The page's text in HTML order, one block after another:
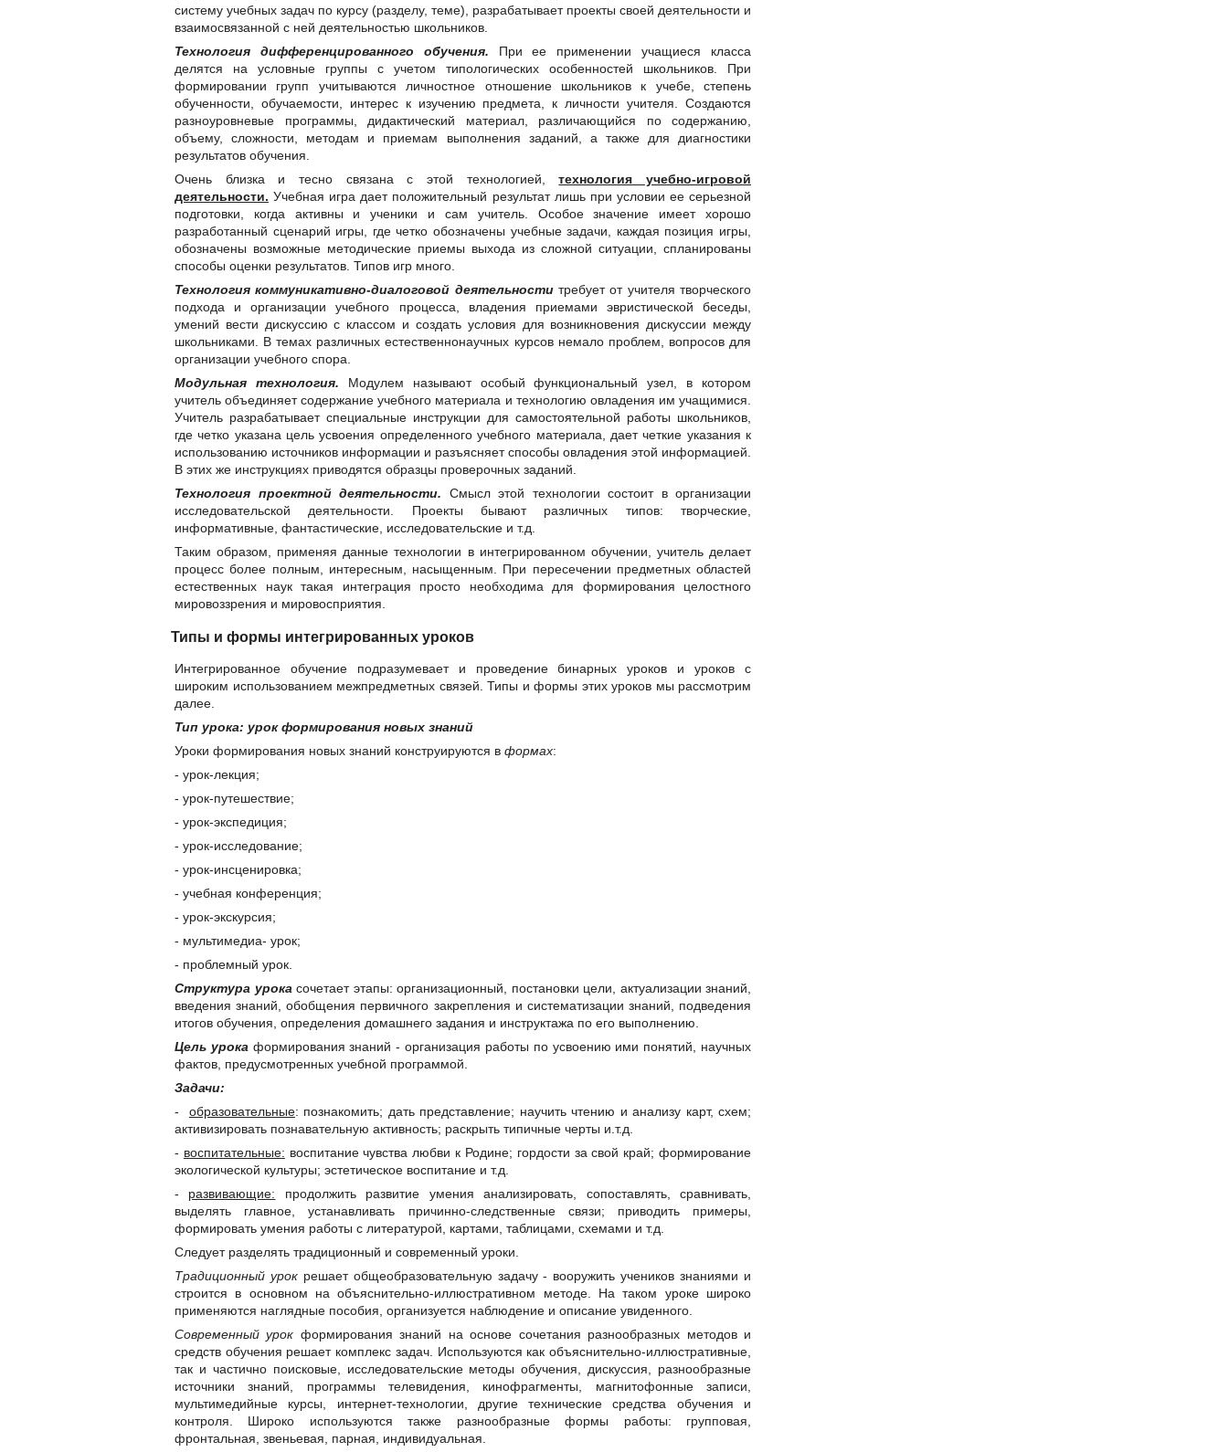
систему учебных задач по курсу (разделу, теме), разрабатывает проекты своей деятельности и
взаимосвязанной с ней деятельностью школьников.
Технология дифференцированного обучения. При ее применении учащиеся класса
делятся на условные группы с учетом типологических особенностей школьников. При
формировании групп учитываются личностное отношение школьников к учебе, степень
обученности, обучаемости, интерес к изучению предмета, к личности учителя. Создаются
разноуровневые программы, дидактический материал, различающийся по содержанию,
объему, сложности, методам и приемам выполнения заданий, а также для диагностики
результатов обучения.
Очень близка и тесно связана с этой технологией,технология учебно-игровой
деятельности. Учебная игра дает положительный результат лишь при условии ее серьезной
подготовки, когда активны и ученики и сам учитель. Особое значение имеет хорошо
разработанный сценарий игры, где четко обозначены учебные задачи, каждая позиция игры,
обозначены возможные методические приемы выхода из сложной ситуации, спланированы
способы оценки результатов. Типов игр много.
Технология коммуникативно-диалоговой деятельноститребует от учителя творческого
подхода и организации учебного процесса, владения приемами эвристической беседы,
умений вести дискуссию с классом и создать условия для возникновения дискуссии между
школьниками. В темах различных естественнонаучных курсов немало проблем, вопросов для
организации учебного спора.
Модульная технология. Модулем называют особый функциональный узел, в котором
учитель объединяет содержание учебного материала и технологию овладения им учащимися.
Учитель разрабатывает специальные инструкции для самостоятельной работы школьников,
где четко указана цель усвоения определенного учебного материала, дает четкие указания к
использованию источников информации и разъясняет способы овладения этой информацией.
В этих же инструкциях приводятся образцы проверочных заданий.
Технология проектной деятельности. Смысл этой технологии состоит в организации
исследовательской деятельности. Проекты бывают различных типов: творческие,
информативные, фантастические, исследовательские и т.д.
Таким образом, применяя данные технологии в интегрированном обучении, учитель делает
процесс более полным, интересным, насыщенным. При пересечении предметных областей
естественных наук такая интеграция просто необходима для формирования целостного
мировоззрения и мировосприятия.
Типы и формы интегрированных уроков
Интегрированное обучение подразумевает и проведение бинарных уроков и уроков с
широким использованием межпредметных связей. Типы и формы этих уроков мы рассмотрим
далее.
Тип урока: урок формирования новых знаний
Уроки формирования новых знаний конструируются в формах:
- урок-лекция;
- урок-путешествие;
- урок-экспедиция;
- урок-исследование;
- урок-инсценировка;
- учебная конференция;
- урок-экскурсия;
- мультимедиа- урок;
- проблемный урок.
Структура урока сочетает этапы: организационный, постановки цели, актуализации знаний,
введения знаний, обобщения первичного закрепления и систематизации знаний, подведения
итогов обучения, определения домашнего задания и инструктажа по его выполнению.
Цель урока формирования знаний - организация работы по усвоению ими понятий, научных
фактов, предусмотренных учебной программой.
Задачи:
-
образовательные: познакомить; дать представление; научить чтению и анализу карт, схем;
активизировать познавательную активность; раскрыть типичные черты и.т.д.
- воспитательные: воспитание чувства любви к Родине; гордости за свой край; формирование
экологической культуры; эстетическое воспитание и т.д.
- развивающие: продолжить развитие умения анализировать, сопоставлять, сравнивать,
выделять главное, устанавливать причинно-следственные связи; приводить примеры,
формировать умения работы с литературой, картами, таблицами, схемами и т.д.
Следует разделять традиционный и современный уроки.
Традиционный урокрешает общеобразовательную задачу - вооружить учеников знаниями и
строится в основном на объяснительно-иллюстративном методе. На таком уроке широко
применяются наглядные пособия, организуется наблюдение и описание увиденного.
Современный урок формирования знаний на основе сочетания разнообразных методов и
средств обучения решает комплекс задач. Используются как объяснительно-иллюстративные,
так и частично поисковые, исследовательские методы обучения, дискуссия, разнообразные
источники знаний, программы телевидения, кинофрагменты, магнитофонные записи,
мультимедийные курсы, интернет-технологии, другие технические средства обучения и
контроля. Широко используются также разнообразные формы работы: групповая,
фронтальная, звеньевая, парная, индивидуальная.